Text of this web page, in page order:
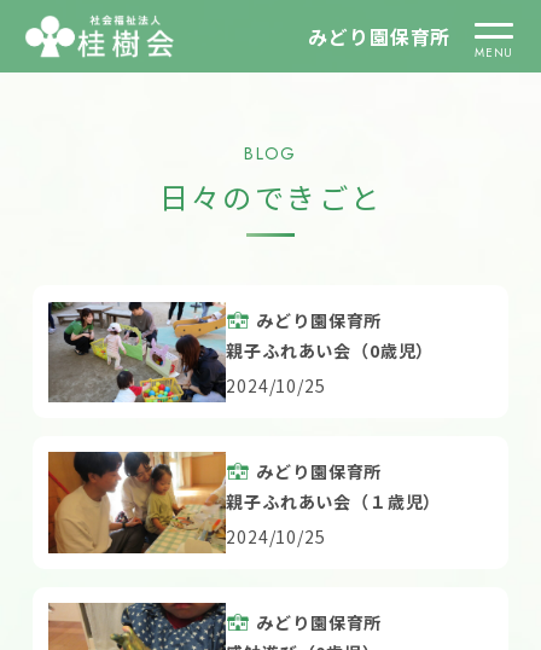
みどり園保育所
BLOG
日々のできごと
みどり園保育所
親子ふれあい会（0歳児）
2024/10/25
みどり園保育所
親子ふれあい会（１歳児）
2024/10/25
みどり園保育所